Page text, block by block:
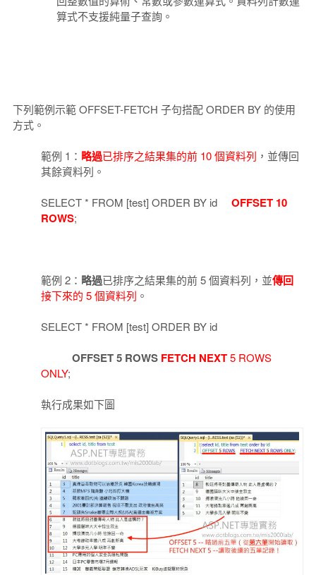
算式不支援純量子查詢。
下列範例示範 OFFSET-FETCH 子句搭配 ORDER BY 的使用
方式。
範例 1： 略過已排序之結果集的前 10 個資料列 ，並傳回
其餘資料列。
SELECT * FROM [test] ORDER BY id OFFSET 10
ROWS;
範例 2： 略過已排序之結果集的前 5 個資料列，並傳回
接下來的 5 個資料列 。
SELECT * FROM [test] ORDER BY id
OFFSET 5 ROWS FETCH NEXT5 ROWS
ONLY;
執行成果如下圖